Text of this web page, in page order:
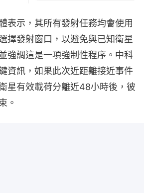
表示，其所有發射任務均會使用
擇發射窗口，以避免與已知衛星
強調這是一項強制性程序。中科
資訊，如果此次近距離接近事件
星有效載荷分離近48小時後，彼
。